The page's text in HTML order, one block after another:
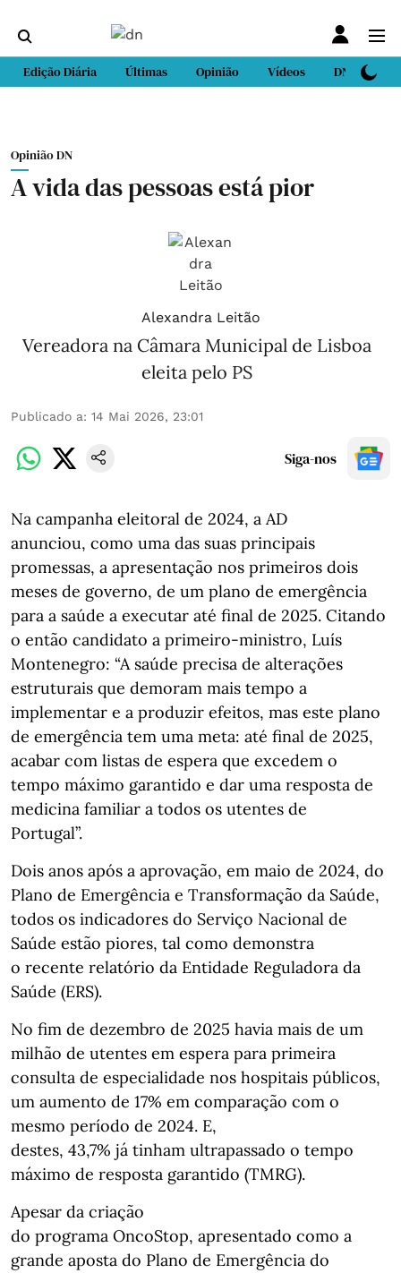
Edição Diária Últimas Opinião Vídeos DN Sport
Opinião DN
A vida das pessoas está pior
Alexandra Leitão
Vereadora na Câmara Municipal de Lisboa
eleita pelo PS
Publicado a: 14 Mai 2026, 23:01
Siga-nos
Na campanha eleitoral de 2024, a AD
anunciou, como uma das suas principais
promessas, a apresentação nos primeiros dois
meses de governo, de um plano de emergência
para a saúde a executar até final de 2025. Citando
o então candidato a primeiro-ministro, Luís
Montenegro: “A saúde precisa de alterações
estruturais que demoram mais tempo a
implementar e a produzir efeitos, mas este plano
de emergência tem uma meta: até final de 2025,
acabar com listas de espera que excedem o
tempo máximo garantido e dar uma resposta de
medicina familiar a todos os utentes de
Portugal”.
Dois anos após a aprovação, em maio de 2024, do
Plano de Emergência e Transformação da Saúde,
todos os indicadores do Serviço Nacional de
Saúde estão piores, tal como demonstra
o recente relatório da Entidade Reguladora da
Saúde (ERS).
No fim de dezembro de 2025 havia mais de um
milhão de utentes em espera para primeira
consulta de especialidade nos hospitais públicos,
um aumento de 17% em comparação com o
mesmo período de 2024. E,
destes, 43,7% já tinham ultrapassado o tempo
máximo de resposta garantido (TMRG).
Apesar da criação
do programa OncoStop, apresentado como a
grande aposta do Plano de Emergência do